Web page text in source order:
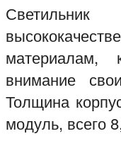
материалам,
внимание
Толщина
модуль, всего